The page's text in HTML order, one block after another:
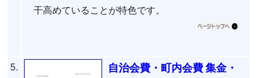
干高めていることが特色です。
5.
自治会費・町内会費 集金・